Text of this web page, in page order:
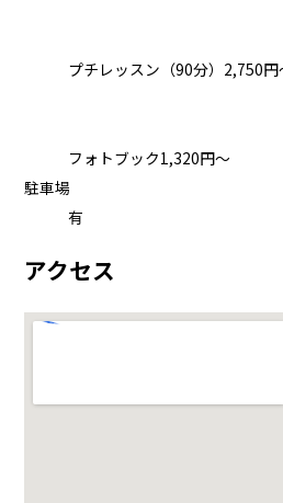
プチレッスン（90分）2,750円
フォトブック1,320円～
駐車場
有
アクセス